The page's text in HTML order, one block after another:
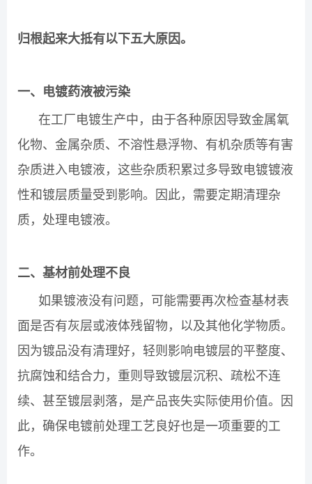
归根起来大抵有以下五大原因。
一、电镀药液被污染
在工厂电镀生产中，由于各种原因导致金属氧
化物、金属杂质、不溶性悬浮物、有机杂质等有害
杂质进入电镀液，这些杂质积累过多导致电镀镀液
性和镀层质量受到影响。因此，需要定期清理杂
质，处理电镀液。
二、基材前处理不良
如果镀液没有问题，可能需要再次检查基材表
面是否有灰层或液体残留物，以及其他化学物质。
因为镀品没有清理好，轻则影响电镀层的平整度、
抗腐蚀和结合力，重则导致镀层沉积、疏松不连
续、甚至镀层剥落，是产品丧失实际使用价值。因
此，确保电镀前处理工艺良好也是一项重要的工
作。